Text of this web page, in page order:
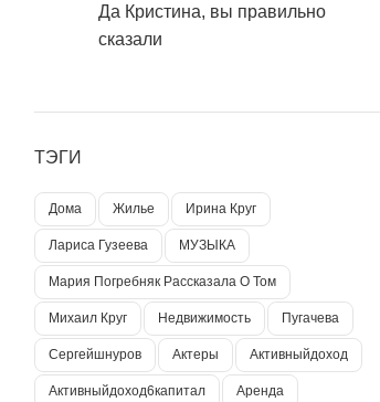
Да Кристина, вы правильно
сказали
ТЭГИ
Дома Жилье Ирина Круг
Лариса Гузеева МУЗЫКА
Мария Погребняк Рассказала О Том
Михаил Круг Недвижимость Пугачева
Сергейшнуров Актеры Активныйдоход
Активныйдоход6капитал Аренда